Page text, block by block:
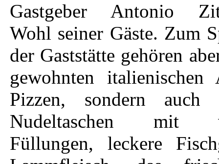
Gastgeber Antonio
Wohl seiner Gäste. Zum
der Gaststätte gehören
gewohnten
Pizzen, sondern auch
Nudeltaschen mit
Füllungen, leckere